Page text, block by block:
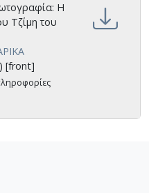
Η
Τζίμη του
[front]